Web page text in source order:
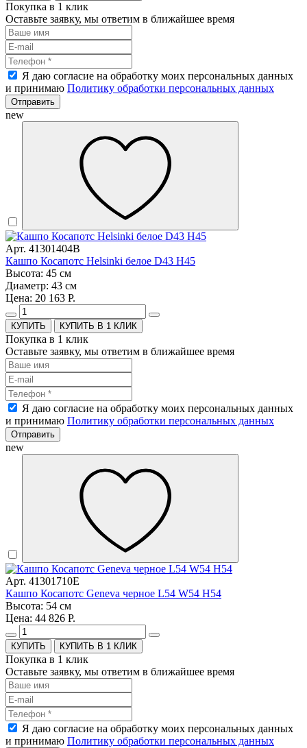
Покупка в 1 клик
Оставьте заявку, мы ответим в ближайшее время
Я даю согласие на обработку моих персональных данных
и принимаю Политику обработки персональных данных
Отправить
new
Арт. 41301404B
Кашпо Косапотс Helsinki белое D43 H45
Высота: 45 см
Диаметр: 43 см
Цена: 20 163 Р.
КУПИТЬ В 1 КЛИК
Покупка в 1 клик
Оставьте заявку, мы ответим в ближайшее время
Я даю согласие на обработку моих персональных данных
и принимаю Политику обработки персональных данных
Отправить
new
Арт. 41301710E
Кашпо Косапотс Geneva черное L54 W54 H54
Высота: 54 см
Цена: 44 826 Р.
КУПИТЬ В 1 КЛИК
Покупка в 1 клик
Оставьте заявку, мы ответим в ближайшее время
Я даю согласие на обработку моих персональных данных
и принимаю Политику обработки персональных данных